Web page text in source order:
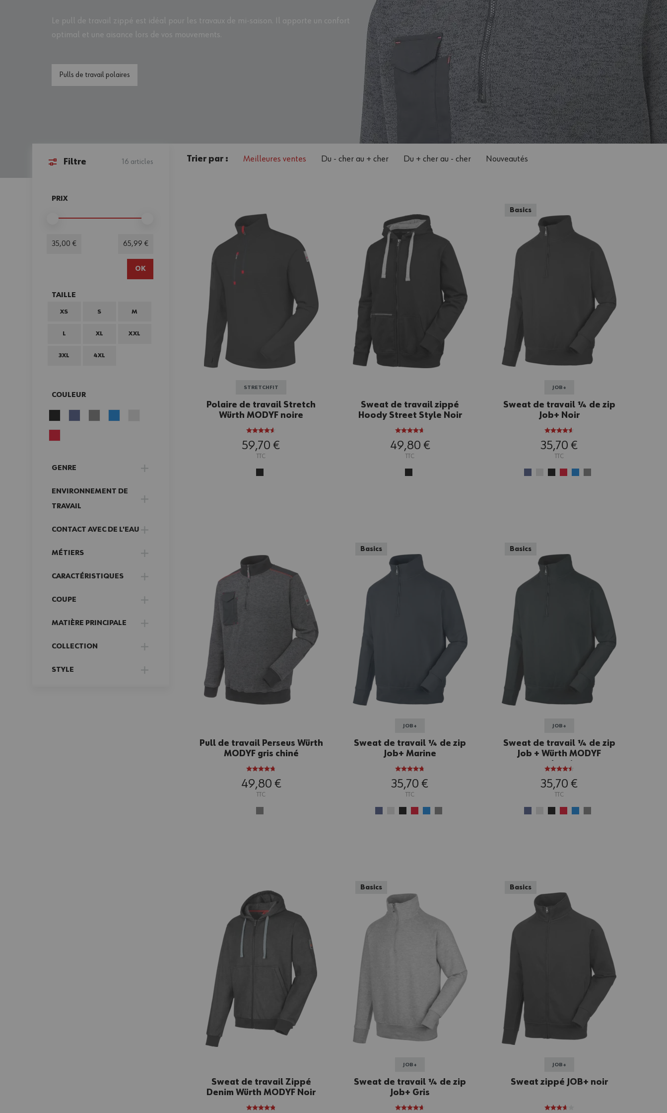
Le pull de travail
zippé est idéal pour les travaux de mi-saison. Il apporte un confort
optimal et une aisance lors de vos mouvements.
Pulls de travail polaires
Filtre 16 articles
PRIX
Minimum value
35,00 €
Valeur maximale
65,99 €
OK
TAILLE
FILTER
XS S M
L XL XXL
3XL 4XL
COULEUR
FILTER
GENRE
ENVIRONNEMENT DE
TRAVAIL
CONTACT AVEC DE L'EAU
MÉTIERS
CARACTÉRISTIQUES
COUPE
MATIÈRE PRINCIPALE
COLLECTION
STYLE
Trier par : Meilleures ventes Du - cher au + cher Du + cher au - cher Nouveautés
STRETCHFIT
Polaire de travail Stretch
Würth MODYF noire
59,70 €
TTC
Sweat de travail zippé
Hoody Street Style Noir
49,80 €
TTC
Basics
JOB+
Sweat de travail ¼ de zip
Job+ Noir
35,70 €
TTC
Pull de travail Perseus Würth
MODYF gris chiné
49,80 €
TTC
Basics
JOB+
Sweat de travail ¼ de zip
Job+ Marine
35,70 €
TTC
Basics
JOB+
Sweat de travail ¼ de zip
Job + Würth MODYF
anthracite
35,70 €
TTC
Sweat de travail Zippé
Denim Würth MODYF Noir
Basics
JOB+
Sweat de travail ¼ de zip
Job+ Gris
Basics
JOB+
Sweat zippé JOB+ noir